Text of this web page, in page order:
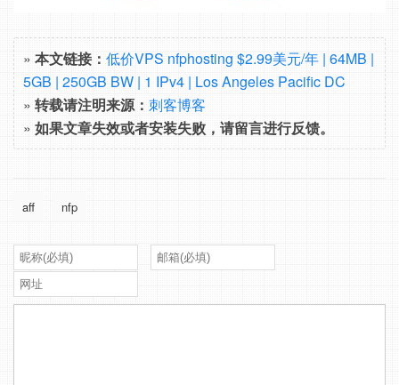
» 本文链接： 低价VPS nfphosting $2.99美元/年 | 64MB |
5GB | 250GB BW | 1 IPv4 | Los Angeles Pacific DC
» 转载请注明来源： 刺客博客
» 如果文章失效或者安装失败，请留言进行反馈。
aff nfp